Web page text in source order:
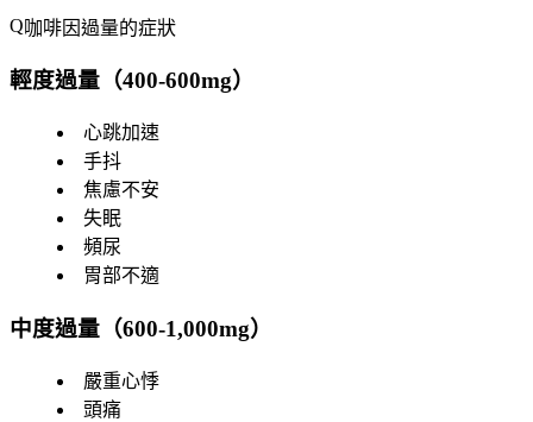
咖啡因過量的症狀
輕度過量（400-600mg）
心跳加速
手抖
焦慮不安
失眠
頻尿
胃部不適
中度過量（600-1,000mg）
嚴重心悸
頭痛